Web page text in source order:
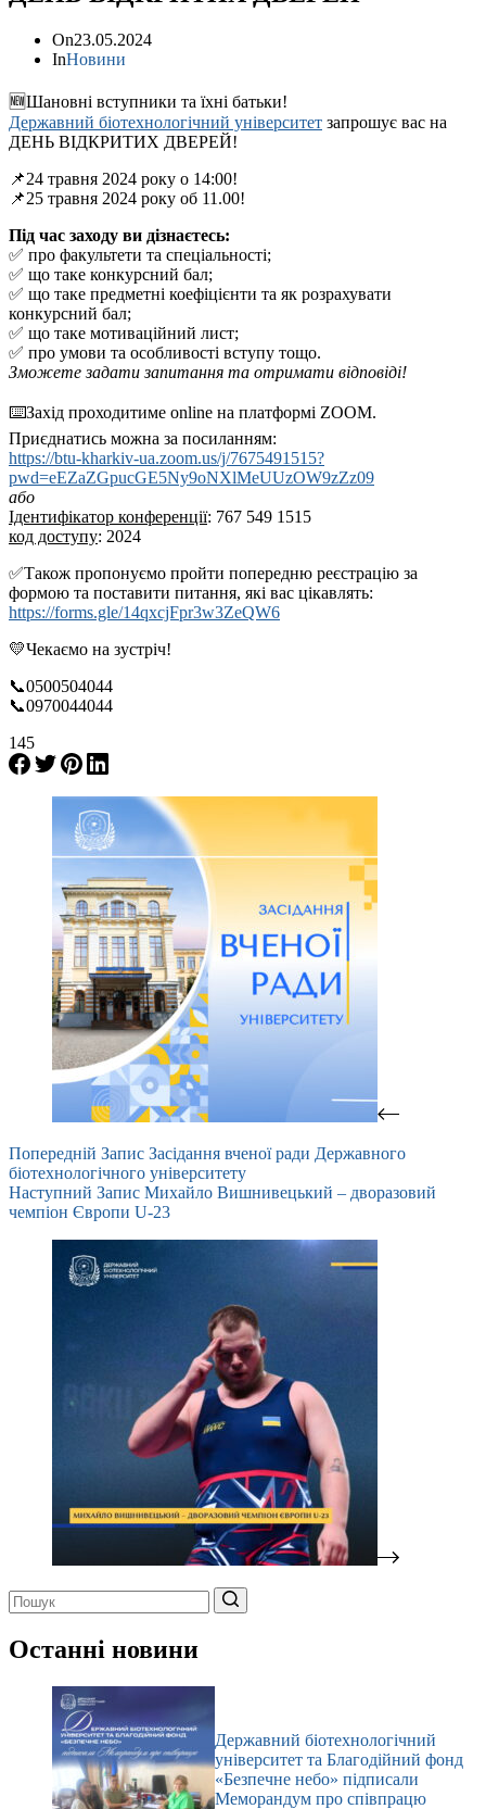
On23.05.2024
InНовини
🆕Шановні вступники та їхні батьки!
Державний біотехнологічний університет запрошує вас на
ДЕНЬ ВІДКРИТИХ ДВЕРЕЙ!
📌24 травня 2024 року о 14:00!
📌25 травня 2024 року об 11.00!
Під час заходу ви дізнаєтесь:
✅ про факультети та спеціальності;
✅ що таке конкурсний бал;
✅ що таке предметні коефіцієнти та як розрахувати
конкурсний бал;
✅ що таке мотиваційний лист;
✅ про умови та особливості вступу тощо.
Зможете задати запитання та отримати відповіді!
⌨️Захід проходитиме online на платформі ZOOM.
Приєднатись можна за посиланням:
https://btu-kharkiv-ua.zoom.us/j/7675491515?
pwd=eEZaZGpucGE5Ny9oNXlMeUUzOW9zZz09
або
Ідентифікатор конференції: 767 549 1515
код доступу: 2024
✅Також пропонуємо пройти попередню реєстрацію за
формою та поставити питання, які вас цікавлять:
https://forms.gle/14qxcjFpr3w3ZeQW6
💛Чекаємо на зустріч!
📞0500504044
📞0970044044
145
Попередній Запис Засідання вченої ради Державного
біотехнологічного університету
Наступний Запис Михайло Вишнивецький – дворазовий
чемпіон Європи U-23
результатів
Останні новини
Державний біотехнологічний
університет та Благодійний фонд
«Безпечне небо» підписали
Меморандум про співпрацю